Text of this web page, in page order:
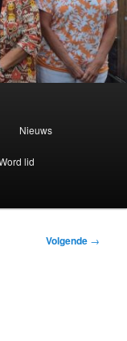
Nieuws
lid
Volgende →